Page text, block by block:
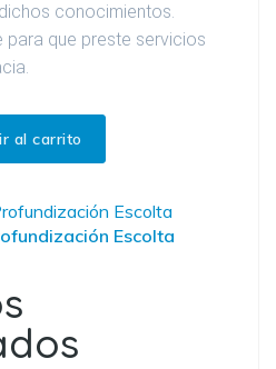
conocimientos.
para que preste servicios
al carrito
Escolta
Escolta